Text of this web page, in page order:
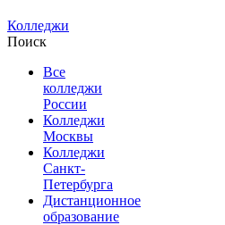
Колледжи
Поиск
Все
колледжи
России
Колледжи
Москвы
Колледжи
Санкт-
Петербурга
Дистанционное
образование